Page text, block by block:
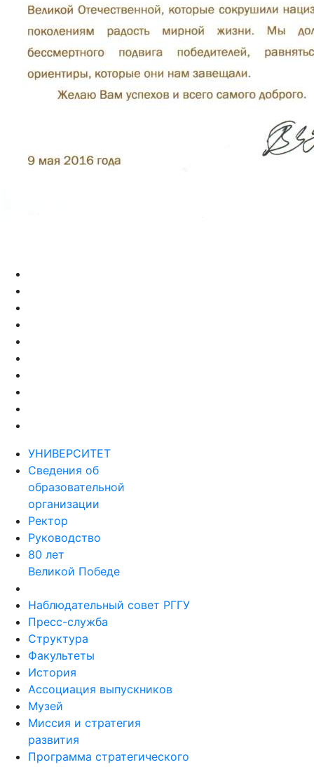
Сведения об
образовательной
организации
Ректор
Руководство
80 лет
Великой Победе
Пресс-служба
Структура
Факультеты
История
Ассоциация выпускников
Музей
Миссия и стратегия
развития
Программа стратегического
развития РГГУ